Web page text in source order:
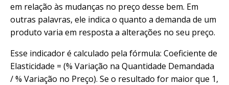
em relação às mudanças no preço desse bem. Em
outras palavras, ele indica o quanto a demanda de um
produto varia em resposta a alterações no seu preço.
Esse indicador é calculado pela fórmula: Coeficiente de
Elasticidade = (% Variação na Quantidade Demandada
/ % Variação no Preço). Se o resultado for maior que 1,